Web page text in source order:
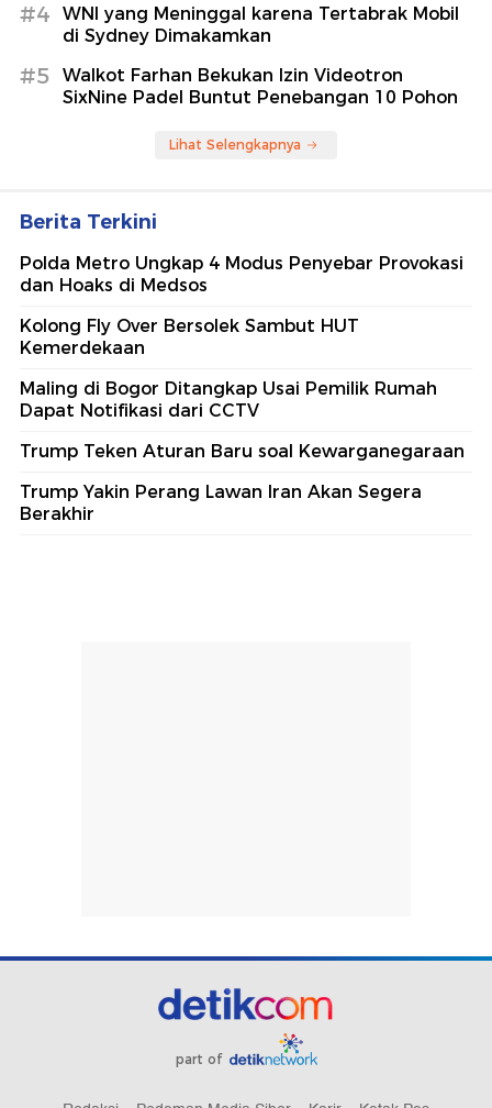
#4
WNI yang Meninggal karena Tertabrak Mobil
di Sydney Dimakamkan
#5
Walkot Farhan Bekukan Izin Videotron
SixNine Padel Buntut Penebangan 10 Pohon
Lihat Selengkapnya
Berita Terkini
Polda Metro Ungkap 4 Modus Penyebar Provokasi
dan Hoaks di Medsos
Kolong Fly Over Bersolek Sambut HUT
Kemerdekaan
Maling di Bogor Ditangkap Usai Pemilik Rumah
Dapat Notifikasi dari CCTV
Trump Teken Aturan Baru soal Kewarganegaraan
Trump Yakin Perang Lawan Iran Akan Segera
Berakhir
part of